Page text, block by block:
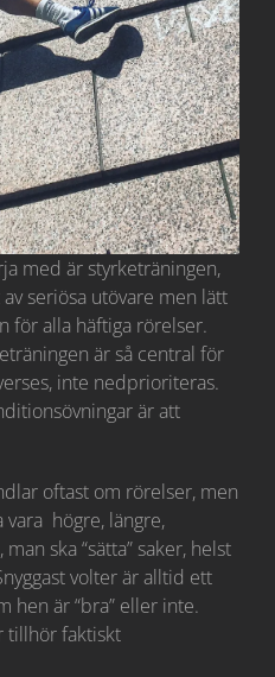
med är styrketräningen,
seriösa utövare men lätt
för alla häftiga rörelser.
är så central för
inte nedprioriteras.
är att
oftast om rörelser, men
vara högre, längre,
ska “sätta” saker, helst
volter är alltid ett
hen är “bra” eller inte.
tillhör faktiskt